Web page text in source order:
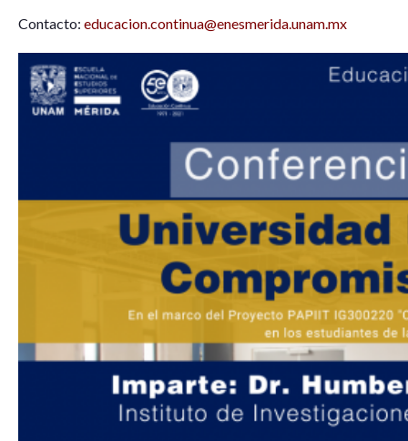
Contacto: educacion.continua@enesmerida.unam.mx